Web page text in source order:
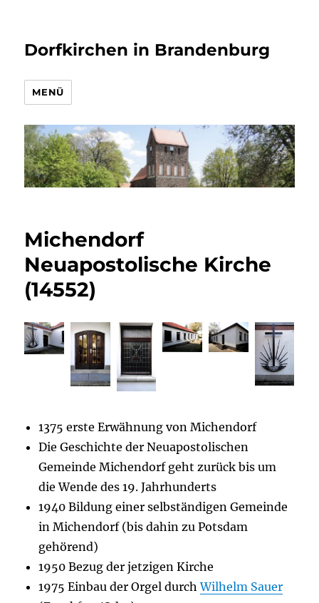
Dorfkirchen in Brandenburg
MENÜ
Michendorf
Neuapostolische Kirche
(14552)
1375 erste Erwähnung von Michendorf
Die Geschichte der Neuapostolischen
Gemeinde Michendorf geht zurück bis um
die Wende des 19. Jahrhunderts
1940 Bildung einer selbständigen Gemeinde
in Michendorf (bis dahin zu Potsdam
gehörend)
1950 Bezug der jetzigen Kirche
1975 Einbau der Orgel durchWilhelm Sauer